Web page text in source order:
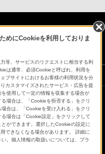
めにCookieを利用しておりま
等、サービスのリクエストに相当する利
は通常、必須Cookieと呼ばれ、利用を
ブサイトにおけるお客様の利用状況を分
カスタマイズされたサービス・広告を提
使用して一定の情報を収集する場合が
場合は、「Cookieを拒否する」をクリ
合は、「Cookieを受け入れる」をクリ
場合は「Cookie設定」をクリックして
ができます。選択したCookieの設定に
できなくなる場合があります。 詳細に
。個人情報の取扱いについては、プラ
って
案内
ニュースリリース
利用規約